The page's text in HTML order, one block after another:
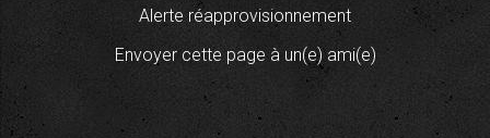
Alerte réapprovisionnement
Envoyer cette page à un(e) ami(e)